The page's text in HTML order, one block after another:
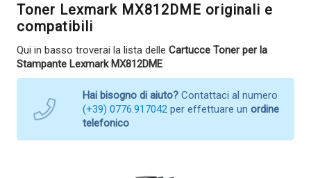
Toner Lexmark MX812DME originali e
compatibili
Qui in basso troverai la lista delle Cartucce Toner per la
Stampante Lexmark MX812DME
Hai bisogno di aiuto? Contattaci al numero
(+39) 0776.917042 per effettuare un ordine
telefonico